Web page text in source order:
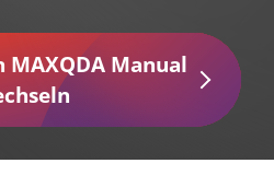
Manual